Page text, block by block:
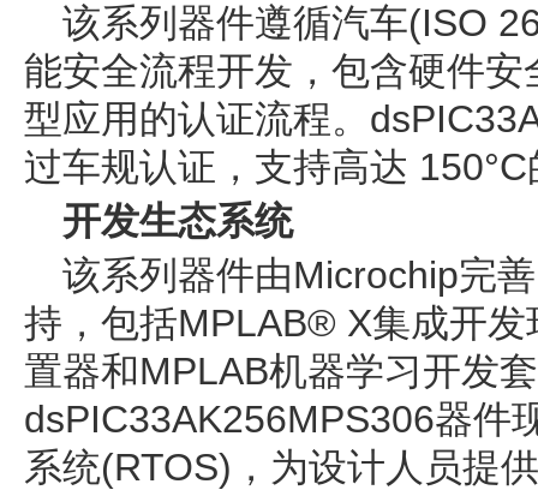
该系列器件遵循汽车(ISO
能安全流程开发，包含硬件
型应用的认证流程。
过车规认证，支持高达
开发生态系统
该系列器件由Microchip完
持，包括MPLAB® X集成开
置器和MPLAB机器学习开发
dsPIC33AK256MPS306器件
系统(RTOS)，为设计人员提